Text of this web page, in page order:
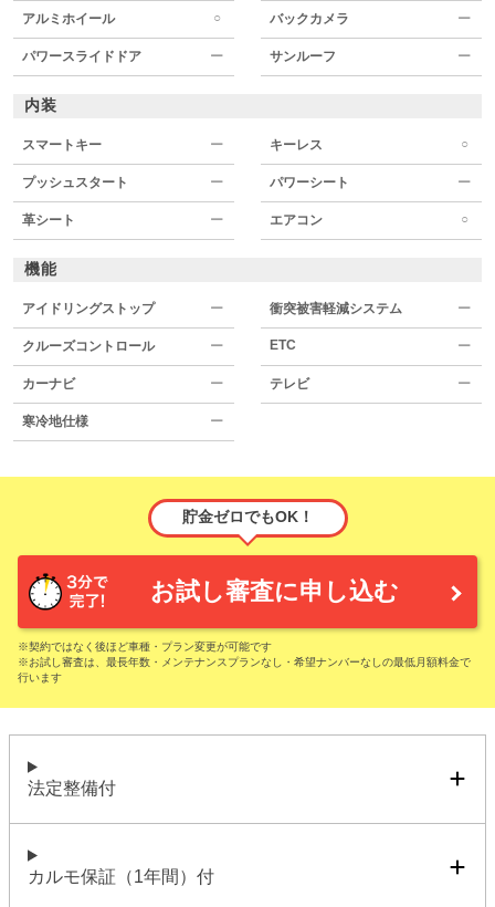
アルミホイール ○ バックカメラ ー
パワースライドドア ー サンルーフ ー
内装
スマートキー ー キーレス ○
プッシュスタート ー パワーシート ー
革シート ー エアコン ○
機能
アイドリングストップ ー 衝突被害軽減システム ー
クルーズコントロール ー ETC ー
カーナビ ー テレビ ー
寒冷地仕様 ー
貯金ゼロでもOK！
お試し審査に申し込む
※契約ではなく後ほど車種・プラン変更が可能です
※お試し審査は、最長年数・メンテナンスプランなし・希望ナンバーなしの最低月額料金で
行います
法定整備付
カルモ保証（1年間）付